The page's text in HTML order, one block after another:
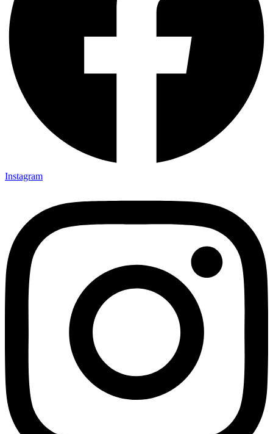
Instagram